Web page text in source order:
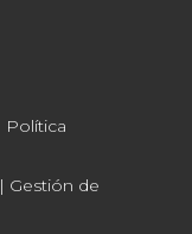
Política
| Gestión de